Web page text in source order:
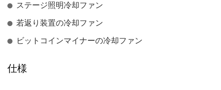
ステージ照明冷却ファン
若返り装置の冷却ファン
ビットコインマイナーの冷却ファン
仕様